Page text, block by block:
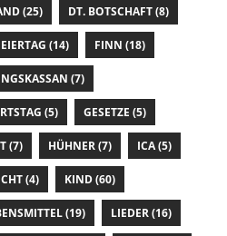
(25) DT. BOTSCHAFT(8)
(14) FINN (18)
(7)
(5) GESETZE (5)
(7) HÜHNER(7) ICA(5)
(4) KIND(60)
(19) LIEDER(16)